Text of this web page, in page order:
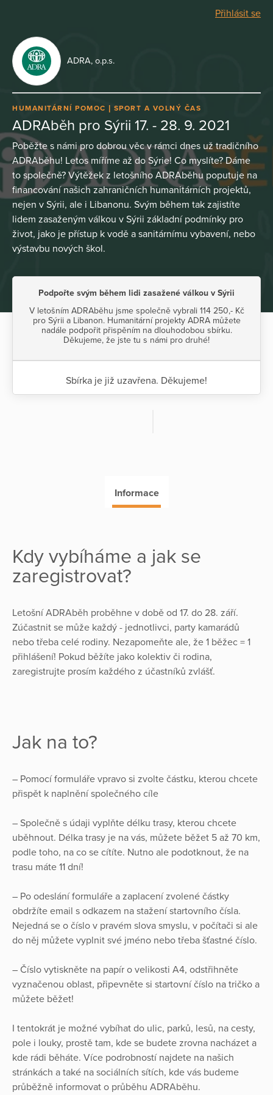
Přihlásit se
ADRA, o.p.s.
HUMANITÁRNÍ POMOC SPORT A VOLNÝ ČAS
ADRAběh pro Sýrii 17. - 28. 9. 2021
Poběžte s námi pro dobrou věc v rámci dnes už tradičního
ADRAběhu! Letos míříme až do Sýrie! Co myslíte? Dáme
to společně? Výtěžek z letošního ADRAběhu poputuje na
financování našich zahraničních humanitárních projektů,
nejen v Sýrii, ale i Libanonu. Svým během tak zajistíte
lidem zasaženým válkou v Sýrii základní podmínky pro
život, jako je přístup k vodě a sanitárnímu vybavení, nebo
výstavbu nových škol.
Podpořte svým během lidi zasažené válkou v Sýrii
V letošním ADRAběhu jsme společně vybrali 114 250,- Kč
pro Sýrii a Libanon. Humanitární projekty ADRA můžete
nadále podpořit přispěním na dlouhodobou sbírku.
Děkujeme, že jste tu s námi pro druhé!
Sbírka je již uzavřena. Děkujeme!
Informace
Kdy vybíháme a jak se
zaregistrovat?
Letošní ADRAběh proběhne v době od 17. do 28. září.
Zúčastnit se může každý - jednotlivci, party kamarádů
nebo třeba celé rodiny. Nezapomeňte ale, že 1 běžec = 1
přihlášení! Pokud běžíte jako kolektiv či rodina,
zaregistrujte prosím každého z účastníků zvlášť.
Jak na to?
– Pomocí formuláře vpravo si zvolte částku, kterou chcete
přispět k naplnění společného cíle
– Společně s údaji vyplňte délku trasy, kterou chcete
uběhnout. Délka trasy je na vás, můžete běžet 5 až 70 km,
podle toho, na co se cítíte. Nutno ale podotknout, že na
trasu máte 11 dní!
– Po odeslání formuláře a zaplacení zvolené částky
obdržíte email s odkazem na stažení startovního čísla.
Nejedná se o číslo v pravém slova smyslu, v počítači si ale
do něj můžete vyplnit své jméno nebo třeba šťastné číslo.
– Číslo vytiskněte na papír o velikosti A4, odstřihněte
vyznačenou oblast, připevněte si startovní číslo na tričko a
můžete běžet!
I tentokrát je možné vybíhat do ulic, parků, lesů, na cesty,
pole i louky, prostě tam, kde se budete zrovna nacházet a
kde rádi běháte. Více podrobností najdete na našich
stránkách a také na sociálních sítích, kde vás budeme
průběžně informovat o průběhu ADRAběhu.